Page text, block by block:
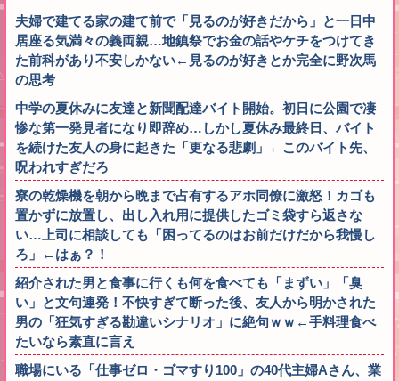
夫婦で建てる家の建て前で「見るのが好きだから」と一日中
居座る気満々の義両親…地鎮祭でお金の話やケチをつけてき
た前科があり不安しかない←見るのが好きとか完全に野次馬
の思考
中学の夏休みに友達と新聞配達バイト開始。初日に公園で凄
惨な第一発見者になり即辞め…しかし夏休み最終日、バイト
を続けた友人の身に起きた「更なる悲劇」←このバイト先、
呪われすぎだろ
寮の乾燥機を朝から晩まで占有するアホ同僚に激怒！カゴも
置かずに放置し、出し入れ用に提供したゴミ袋すら返さな
い…上司に相談しても「困ってるのはお前だけだから我慢し
ろ」←はぁ？！
紹介された男と食事に行くも何を食べても「まずい」「臭
い」と文句連発！不快すぎて断った後、友人から明かされた
男の「狂気すぎる勘違いシナリオ」に絶句ｗｗ←手料理食べ
たいなら素直に言え
職場にいる「仕事ゼロ・ゴマすり100」の40代主婦Aさん、業